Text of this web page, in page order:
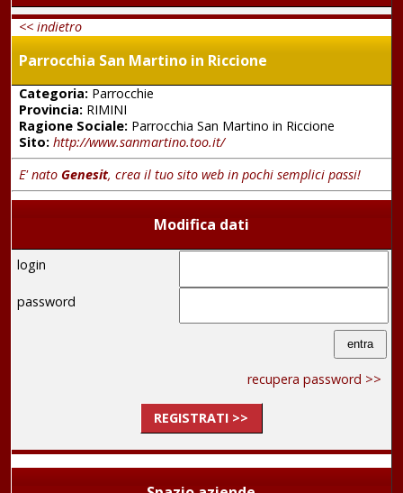
<< indietro
Parrocchia San Martino in Riccione
Categoria:Parrocchie
Provincia:RIMINI
Ragione Sociale:Parrocchia San Martino in Riccione
Sito: http://www.sanmartino.too.it/
E' nato Genesit, crea il tuo sito web in pochi semplici passi!
Modifica dati
login
password
recupera password >>
REGISTRATI >>